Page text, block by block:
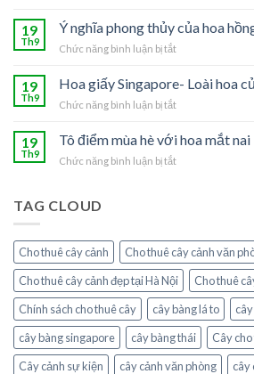
hoa
Thủy
phúc
với
19
Th9
Ý nghĩa phong thủy của hoa
Chức năng bình luận bị tắt
nghĩa
hoa
19
Th9
Hoa giấy Singapore- Loài hoa
Chức năng bình luận bị tắt
giấy
19
Th9
Tô điểm mùa hè với hoa mắt nai
Chức năng bình luận bị tắt
hoa
mắt
nai
TAG CLOUD
Cho thuê cây cảnh
Cho thuê cây cảnh văn
Cho thuê cây cảnh đẹp tại Hà Nội
Cho thuê
Chính sách cho thuê cây
cây bàng lá to
cây bàng singapore
cây bàng thái Cây
Cây cảnh sự kiện
cây cảnh văn phòng
cây